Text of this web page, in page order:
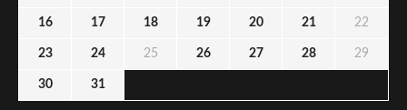
16 17 18 19 20 21 22
23 24 25 26 27 28 29
30 31